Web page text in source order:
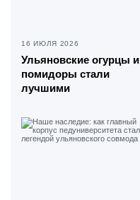
16 ИЮЛЯ 2026
Ульяновские огурцы и
помидоры стали
лучшими